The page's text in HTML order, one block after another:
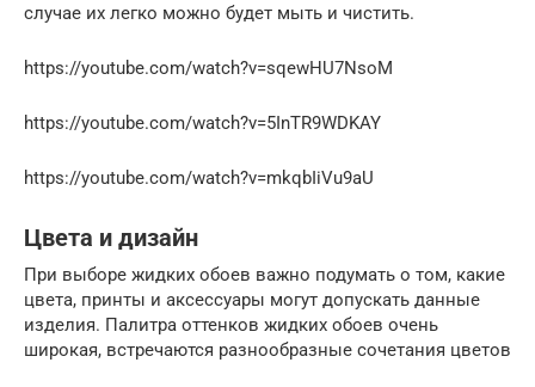
случае их легко можно будет мыть и чистить.
https://youtube.com/watch?v=sqewHU7NsoM
https://youtube.com/watch?v=5InTR9WDKAY
https://youtube.com/watch?v=mkqbIiVu9aU
Цвета и дизайн
При выборе жидких обоев важно подумать о том, какие
цвета, принты и аксессуары могут допускать данные
изделия. Палитра оттенков жидких обоев очень
широкая, встречаются разнообразные сочетания цветов